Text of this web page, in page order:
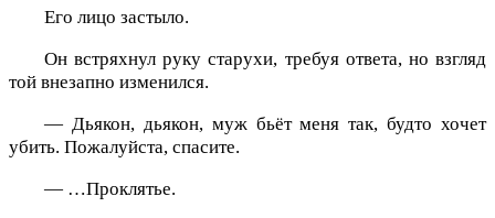
Его лицо застыло.
Он встряхнул руку старухи, требуя ответа, но взгляд
той внезапно изменился.
— Дьякон, дьякон, муж бьёт меня так, будто хочет
убить. Пожалуйста, спасите.
— …Проклятье.